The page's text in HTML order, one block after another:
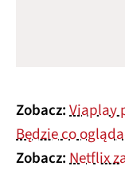
Zobacz:Viaplay
Będzie co
Zobacz:Netflix